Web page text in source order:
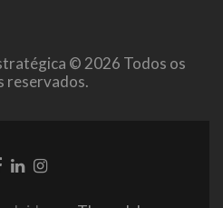
© 2026 Todos os
reservados.
LinkLink